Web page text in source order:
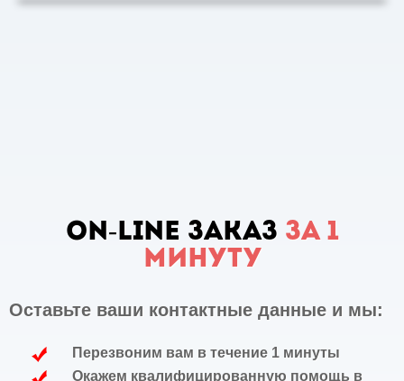
ON-LINE заказ за 1
минуту
Оставьте ваши контактные данные и мы:
Перезвоним вам в течение 1 минуты
Окажем квалифицированную помощь в